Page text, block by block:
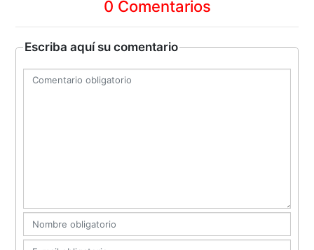
0 Comentarios
Escriba aquí su comentario